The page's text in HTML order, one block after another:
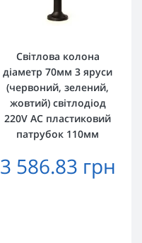
Світлова колона
діаметр 70мм 3 яруси
(червоний, зелений,
жовтий) світлодіод
220V AC пластиковий
патрубок 110мм
3 586.83 грн